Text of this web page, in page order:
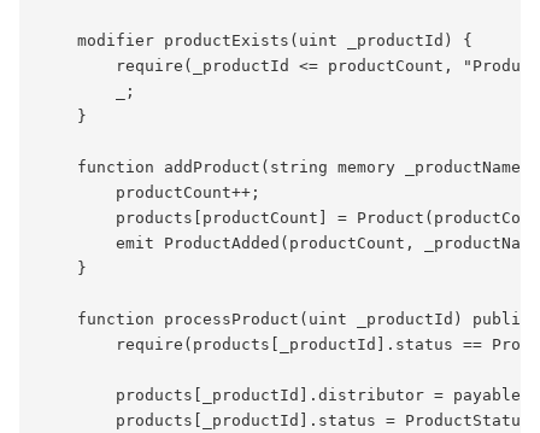
    modifier productExists(uint _productId) {
require(_productId <= productCount,
        _;
    }
function addProduct(string memory
        productCount++;
products[productCount] =
emit ProductAdded(productCount,
    }
function processProduct(uint _productId)
require(products[_productId].status ==
products[_productId].distributor =
products[_productId].status =